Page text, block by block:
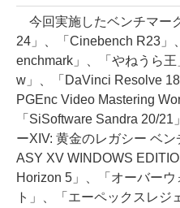
今回実施したベンチマー
24」、「Cinebench R23」
enchmark」、「やねうら
w」、「DaVinci Resolve
PGEnc Video Mastering
「SiSoftware Sandra 20/
ーXIV: 黄金のレガシー ベ
ASY XV WINDOWS
Horizon 5」、「オーバー
ト」、「エーペックスレジ